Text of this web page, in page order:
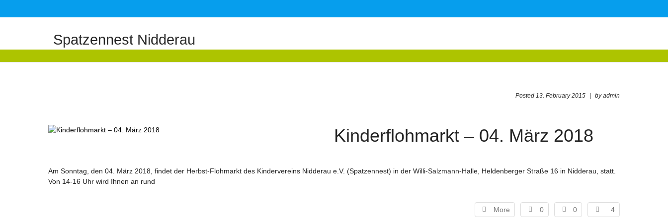
Spatzennest Nidderau
Posted 13. February 2015 byadmin
Kinderflohmarkt – 04. März 2018
Am Sonntag, den 04. März 2018, findet der Herbst-Flohmarkt des Kindervereins Nidderau e.V. (Spatzennest) in der Willi-Salzmann-Halle, Heldenberger Straße 16 in Nidderau, statt.
Von 14-16 Uhr wird Ihnen an rund
More 0 0 4